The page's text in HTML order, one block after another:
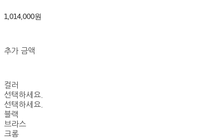
1,014,000원
추가 금액
컬러
선택하세요.
선택하세요.
블랙
브라스
크롬